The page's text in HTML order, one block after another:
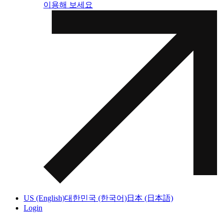
이용해 보세요
US (English)대한민국 (한국어)日本 (日本語)
Login